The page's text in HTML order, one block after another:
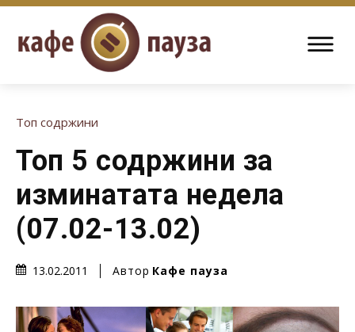
Топ содржини
Топ 5 содржини за
изминатата недела
(07.02-13.02)
13.02.2011 Автор Кафе пауза